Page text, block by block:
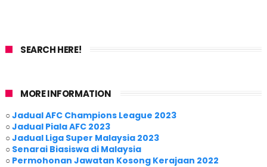
SEARCH HERE!
MORE INFORMATION
○Jadual AFC Champions League 2023
○Jadual Piala AFC 2023
○Jadual Liga Super Malaysia 2023
○ Senarai Biasiswa di Malaysia
○ Permohonan Jawatan Kosong Kerajaan 2022